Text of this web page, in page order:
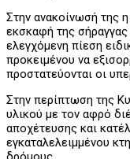
Στην ανακοίνωσή της η
εκσκαφή της σήραγγας
ελεγχόμενη πίεση
προκειμένου να
προστατεύονται οι
Στην περίπτωση της
υλικού με τον αφρό
αποχέτευσης και
εγκαταλελειμμένου